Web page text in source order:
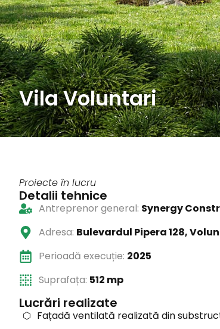
Vila Voluntari
Proiecte în lucru
Detalii tehnice
Antreprenor general: Synergy
Adresa: Bulevardul Pipera 128,
Perioadă execuție: 2025
Suprafața: 512 mp
Lucrări realizate
Fațadă ventilată realizată din